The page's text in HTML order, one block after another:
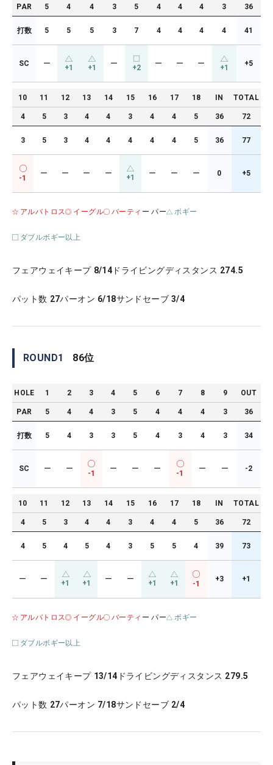
PAR 5 4 4 3 5 4 4 4 3 36
打数 5 5 5 3 7 4 4 4 4 41
SC ー +1 +1 ー +2 ー ー ー +1 +5
10 11 12 13 14 15 16 17 18 IN TOTAL
4 5 3 4 4 3 4 4 5 36 72
3 5 3 4 4 4 4 4 5 36 77
-1
ー ー ー ー +1 ー ー ー 0 +5
アルバトロス イーグル バーティ ー パー ボギー
ダブルボギー以上
フェアウェイキープ 8/14 ドライビングディスタンス 274.5
パット数 27パーオン 6/18サンドセーブ 3/4
ROUND1 86位
HOLE 1 2 3 4 5 6 7 8 9 OUT
PAR 5 4 4 3 5 4 4 4 3 36
打数 5 4 3 3 5 4 3 4 3 34
SC ー ー
-1
ー ー ー
-1
ー ー -2
10 11 12 13 14 15 16 17 18 IN TOTAL
4 5 3 4 4 3 4 4 5 36 72
4 5 4 5 4 3 5 5 4 39 73
ー ー +1 +1 ー ー +1 +1 -1
+3 +1
アルバトロス イーグル バーティ ー パー ボギー
ダブルボギー以上
フェアウェイキープ 13/14 ドライビングディスタンス 279.5
パット数 27パーオン 7/18サンドセーブ 2/4